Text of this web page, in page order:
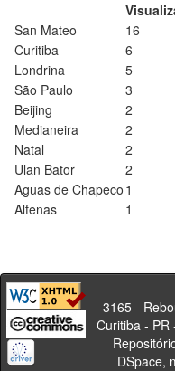
San Mateo
16
Curitiba
6
Londrina
5
São Paulo
3
Beijing
2
Medianeira
2
Natal
2
Ulan Bator
2
Aguas de Chapeco 1
Alfenas
1
Av.
3165 -
DSpace,